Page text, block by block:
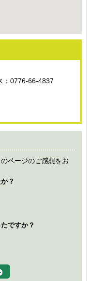
：0776-66-4837
ページのご感想をお
？
ですか？